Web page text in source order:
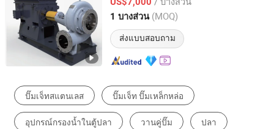
1 บางส่วน (MOQ)
ส่งแบบสอบถาม
Jiangsu, China อัตราจาก 2018
ปั๊มน้ำ ปั๊มแบบหมุนเหวี่ยง ปั๊มฟันเฟือง
ปั๊มไฮโดรลิก ปั๊มสุญญากาศ ปั๊มท่อนสูบ